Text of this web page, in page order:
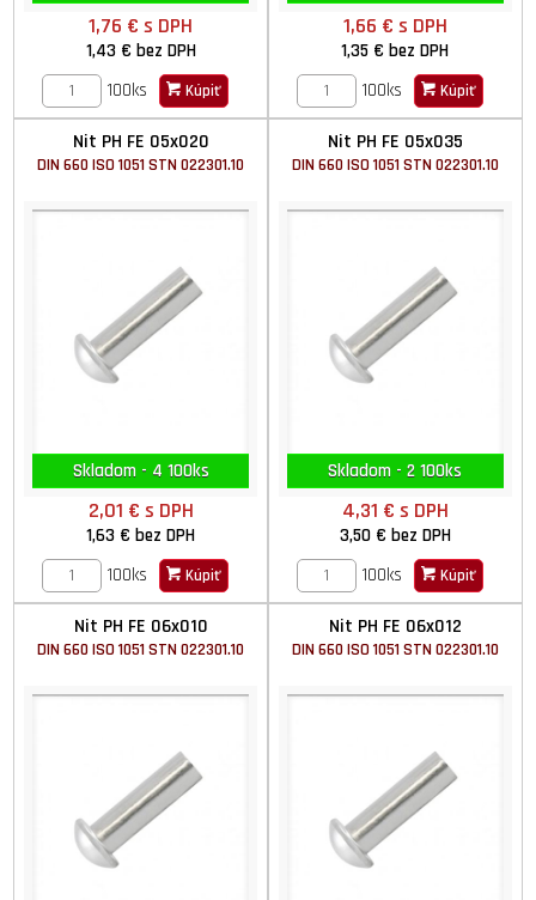
1,76 €s DPH
1,43 € bez DPH
100ks
Kúpiť
1,66 € s DPH
1,35 €bez DPH
100ks
Kúpiť
Nit PH FE 05x020
DIN 660 ISO 1051 STN 022301.10
Skladom - 4 100ks
2,01 € s DPH
1,63 €bez DPH
100ks
Kúpiť
Nit PH FE 05x035
DIN 660 ISO 1051 STN 022301.10
Skladom - 2 100ks
4,31 € s DPH
3,50 € bez DPH
100ks
Kúpiť
Nit PH FE 06x010
DIN 660 ISO 1051 STN 022301.10
Nit PH FE 06x012
DIN 660 ISO 1051 STN 022301.10